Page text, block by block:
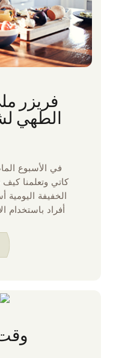
فريزر
الطهي
في الأسبوع
كاتي وتعلمنا
الخفيفة اليومية
أفراد باستخدام
واحد. من بعض
أبسط لأنني